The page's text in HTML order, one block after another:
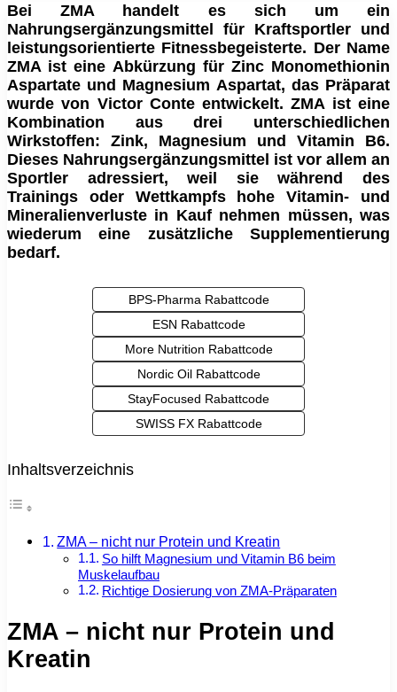
Bei ZMA handelt es sich um ein
Nahrungsergänzungsmittel für Kraftsportler und
leistungsorientierte Fitnessbegeisterte. Der Name
ZMA ist eine Abkürzung für Zinc Monomethionin
Aspartate und Magnesium Aspartat, das Präparat
wurde von Victor Conte entwickelt. ZMA ist eine
Kombination aus drei unterschiedlichen
Wirkstoffen: Zink, Magnesium und Vitamin B6.
Dieses Nahrungsergänzungsmittel ist vor allem an
Sportler adressiert, weil sie während des
Trainings oder Wettkampfs hohe Vitamin- und
Mineralienverluste in Kauf nehmen müssen, was
wiederum eine zusätzliche Supplementierung
bedarf.
BPS-Pharma Rabattcode
ESN Rabattcode
More Nutrition Rabattcode
Nordic Oil Rabattcode
StayFocused Rabattcode
SWISS FX Rabattcode
Inhaltsverzeichnis
ZMA – nicht nur Protein und Kreatin
So hilft Magnesium und Vitamin B6 beim
Muskelaufbau
Richtige Dosierung von ZMA-Präparaten
ZMA – nicht nur Protein und
Kreatin